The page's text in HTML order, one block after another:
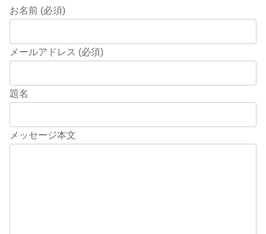
お名前 (必須)
メールアドレス (必須)
題名
メッセージ本文